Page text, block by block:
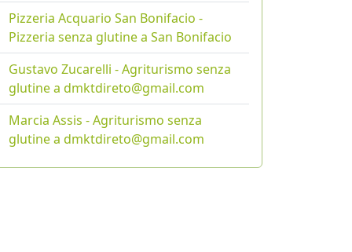
Pizzeria Acquario San Bonifacio -
Pizzeria senza glutine a San Bonifacio
Gustavo Zucarelli - Agriturismo senza
glutine a dmktdireto@gmail.com
Marcia Assis - Agriturismo senza
glutine a dmktdireto@gmail.com